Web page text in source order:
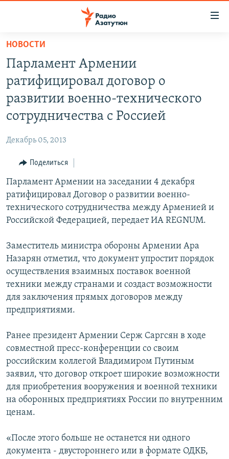
Перейти
основному
содержанию
Перейти
основной
Перейти
поиску
НОВОСТИ
ПОЛИТИКА
РЕГИОН
НАГОРНЫЙ КАРАБАХ
КУЛЬТУРА
СПОРТ
АРХИВ
Հայերեն
English
Русский
Все сайты Радио Азатутюн
НОВОСТИ
Парламент Армении
ратифицировал договор о
развитии военно-технического
сотрудничества с Россией
Декабрь 05, 2013
Поделиться
Парламент Армении на заседании 4 декабря
ратифицировал Договор о развитии военно-
технического сотрудничества между Арменией и
Российской Федерацией, передает ИА REGNUM.
Заместитель министра обороны Армении Ара
Назарян отметил, что документ упростит порядок
осуществления взаимных поставок военной
техники между странами и создаст возможности
для заключения прямых договоров между
предприятиями.
Ранее президент Армении Серж Саргсян в ходе
совместной пресс-конференции со своим
российским коллегой Владимиром Путиным
заявил, что договор откроет широкие возможности
для приобретения вооружения и военной техники
на оборонных предприятиях России по внутренним
ценам.
«После этого больше не останется ни одного
документа - двустороннего или в формате ОДКБ,